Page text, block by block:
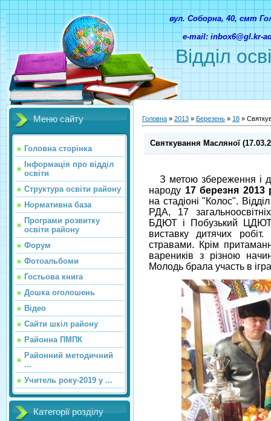
Відділ
вул. Соборна, 40, смт
e-mail: inbox6@gl.kr-
Меню сайту
Головна сторінка
Інформація про відділ
освіти
Структура освіти району
Нормативна база
Програми розвитку
освіти району
Форум
Фотоальбоми
Гостьова книга
Дошка оголошень
Відео
Сайти шкіл району
Районна ПМПК
Районний методичний
...
Учитель року-2019 у ...
Категорії розділу
Головна » 2013 » Березень » 18 »
Святкування Масляної
З метою збереження і
народу 17 березня 2013
на стадіоні "Колос".
РДА, 17
БДЮТ і Побузький ЦДЮТ
виставку дитячих
стравами. Крім
вареників з різною
Молодь брала участь в